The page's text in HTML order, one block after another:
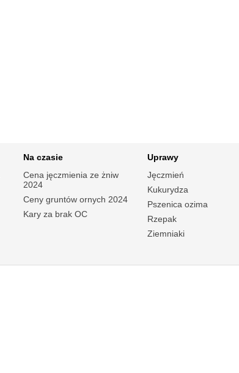
Na czasie
Cena jęczmienia ze żniw
2024
Ceny gruntów ornych 2024
Kary za brak OC
Uprawy
Jęczmień
Kukurydza
Pszenica ozima
Rzepak
Ziemniaki